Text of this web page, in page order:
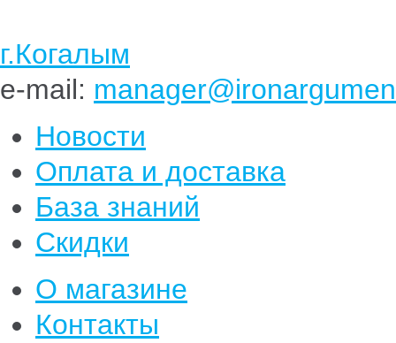
г.Когалым
e-mail:
Новости
Оплата и доставка
База знаний
Скидки
О магазине
Контакты